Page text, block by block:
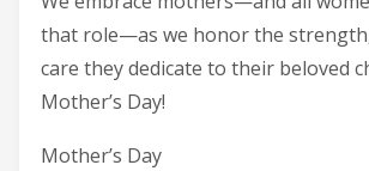
that role—as we honor the
care they dedicate to their beloved
Mother’s Day!
Mother’s Day